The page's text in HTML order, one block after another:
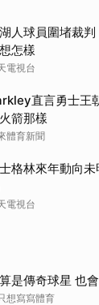
人球員圍堵裁
怎樣
電視台
直言勇士王
箭那樣
體育新聞
格林來年動向
電視台
是傳奇球星 也
想寫寫體育